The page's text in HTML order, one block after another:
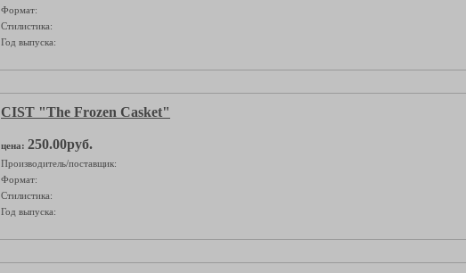
Формат:
Стилистика:
Год выпуска:
CIST "The Frozen Casket"
цена: 250.00руб.
Производитель/поставщик:
Формат:
Стилистика:
Год выпуска: